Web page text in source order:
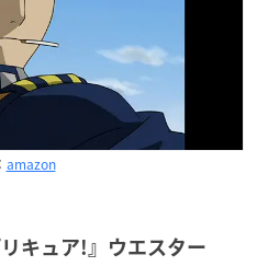
amazon
キュア!』ウエスター